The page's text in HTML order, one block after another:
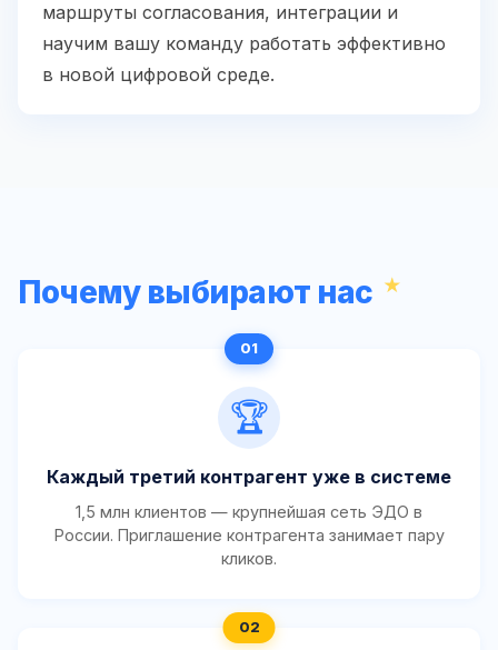
маршруты согласования, интеграции и
научим вашу команду работать эффективно
в новой цифровой среде.
Почему выбирают нас
🏆
Каждый третий контрагент уже в системе
1,5 млн клиентов — крупнейшая сеть ЭДО в
России. Приглашение контрагента занимает пару
кликов.